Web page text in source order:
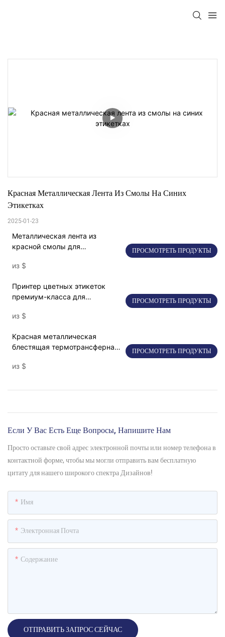
Красная Металлическая Лента Из Смолы На Синих
Этикетках
2025-01-23
Металлическая лента из
красной смолы для
термотрансферной печати
из $
ПРОСМОТРЕТЬ ПРОДУКТЫ
Принтер цветных этикеток
премиум-класса для
персонализации
из $
ПРОСМОТРЕТЬ ПРОДУКТЫ
Красная металлическая
блестящая термотрансферная
из $
ПРОСМОТРЕТЬ ПРОДУКТЫ
Если У Вас Есть Еще Вопросы, Напишите Нам
Просто оставьте свой адрес электронной почты или номер телефона в
контактной форме, чтобы мы могли отправить вам бесплатную
цитату для нашего широкого спектра Дизайнов!
Имя
Электронная Почта
Содержание
ОТПРАВИТЬ ЗАПРОС СЕЙЧАС